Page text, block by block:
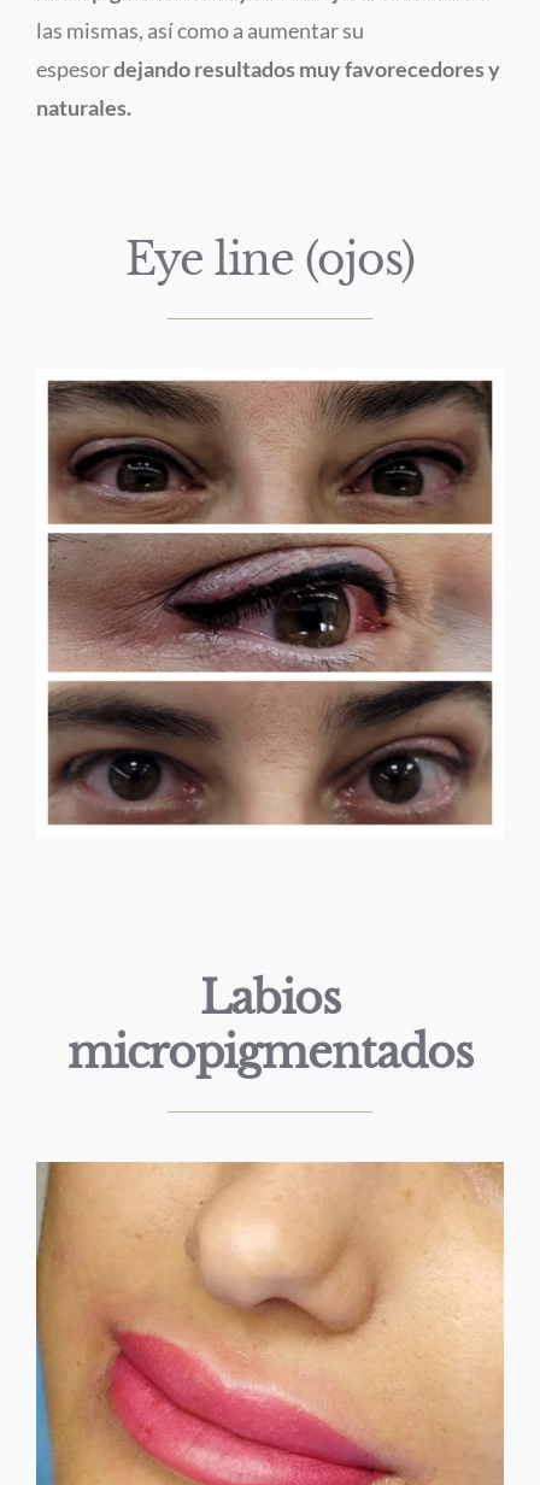
las mismas, así como a aumentar su
espesordejando resultados muy favorecedores y
naturales.
Eye line (ojos)
Labios
micropigmentados